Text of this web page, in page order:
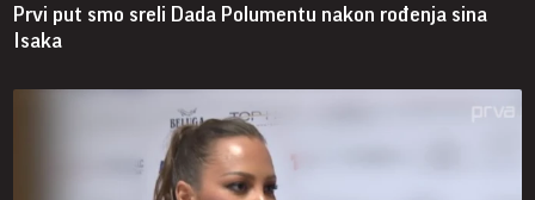
Prvi put smo sreli Dada Polumentu nakon rođenja sina
Isaka